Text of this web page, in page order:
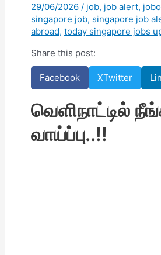
29/06/2026 / job, job alert,
singapore job, singapore job
abroad, today singapore jobs
Share this post:
Facebook XTwitter
வெளிநாட்டில்
வாய்ப்பு..!!